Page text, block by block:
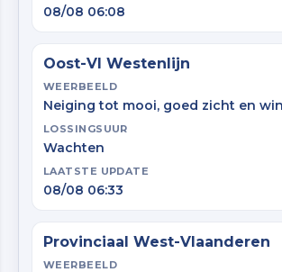
08/08 06:08
Oost-Vl Westenlijn
WEERBEELD
Neiging tot mooi, goed zicht en
LOSSINGSUUR
Wachten
LAATSTE UPDATE
08/08 06:33
Provinciaal West-Vlaanderen
WEERBEELD